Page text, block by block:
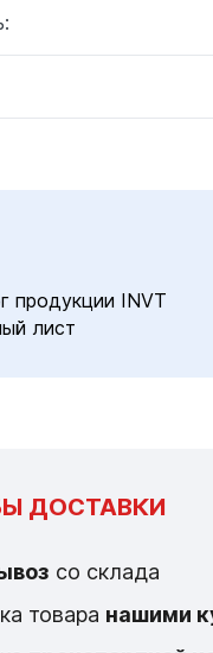
продукции INVT
лист
ДОСТАВКИ
со склада
товара нашими